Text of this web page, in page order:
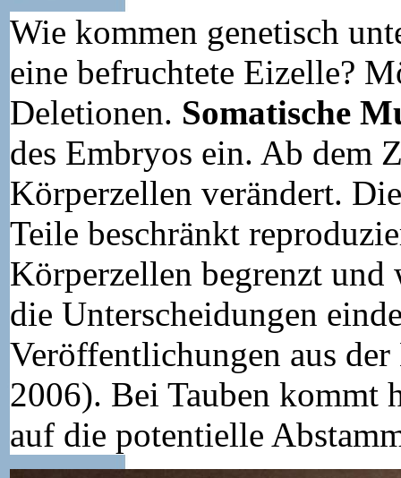
Wie kommen genetisch
eine befruchtete Eizelle?
Deletionen. Somatische
des Embryos ein. Ab dem
Körperzellen verändert.
Teile beschränkt
Körperzellen begrenzt
die Unterscheidungen
Veröffentlichungen aus
2006). Bei Tauben kommt
auf die potentielle